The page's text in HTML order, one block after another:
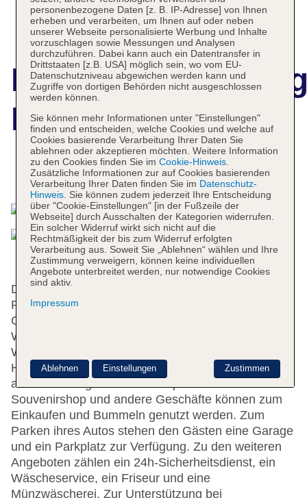
Kyoto Tower
Das bietet Ihre Unterkunft
Dieses Hotel verfügt über einen Aufzug und eine
Rezeption. Die Einrichtung umfasst eine
Gepäckaufbewahrung, einen Safe, eine
Wechselstube und einen Getränkeautomaten. Per
WLAN erhalten die Gäste Zugang zum Internet.
Hilfestellung bei der Buchung von Ausflügen wird
am Tourdesk geboten. Ein Supermarkt und ein
Souvenirshop und andere Geschäfte können zum
Einkaufen und Bummeln genutzt werden. Zum
Parken ihres Autos stehen den Gästen eine Garage
und ein Parkplatz zur Verfügung. Zu den weiteren
Angeboten zählen ein 24h-Sicherheitsdienst, ein
Wäscheservice, ein Friseur und eine
Münzwäscherei. Zur Unterstützung bei
personenbezogene Daten [z. B. IP-Adresse] von Ihnen
erheben und verarbeiten, um Ihnen auf oder neben
unserer Webseite personalisierte Werbung und Inhalte
vorzuschlagen sowie Messungen und Analysen
durchzuführen. Dabei kann auch ein Datentransfer in
Drittstaaten [z.B. USA] möglich sein, wo vom EU-
Datenschutzniveau abgewichen werden kann und
Zugriffe von dortigen Behörden nicht ausgeschlossen
werden können.
Sie können mehr Informationen unter "Einstellungen"
finden und entscheiden, welche Cookies und welche auf
Cookies basierende Verarbeitung Ihrer Daten Sie
ablehnen oder akzeptieren möchten. Weitere Information
zu den Cookies finden Sie im Cookie-Hinweis.
Zusätzliche Informationen zur auf Cookies basierenden
Verarbeitung Ihrer Daten finden Sie im Datenschutz-
Hinweis. Sie können zudem jederzeit Ihre Entscheidung
über "Cookie-Einstellungen" [in der Fußzeile der
Webseite] durch Ausschalten der Kategorien widerrufen.
Ein solcher Widerruf wirkt sich nicht auf die
Rechtmäßigkeit der bis zum Widerruf erfolgten
Verarbeitung aus. Soweit Sie „Ablehnen“ wählen und Ihre
Zustimmung verweigern, können keine individuellen
Angebote unterbreitet werden, nur notwendige Cookies
sind aktiv.
Impressum
Zustimmen
Ablehnen Einstellungen